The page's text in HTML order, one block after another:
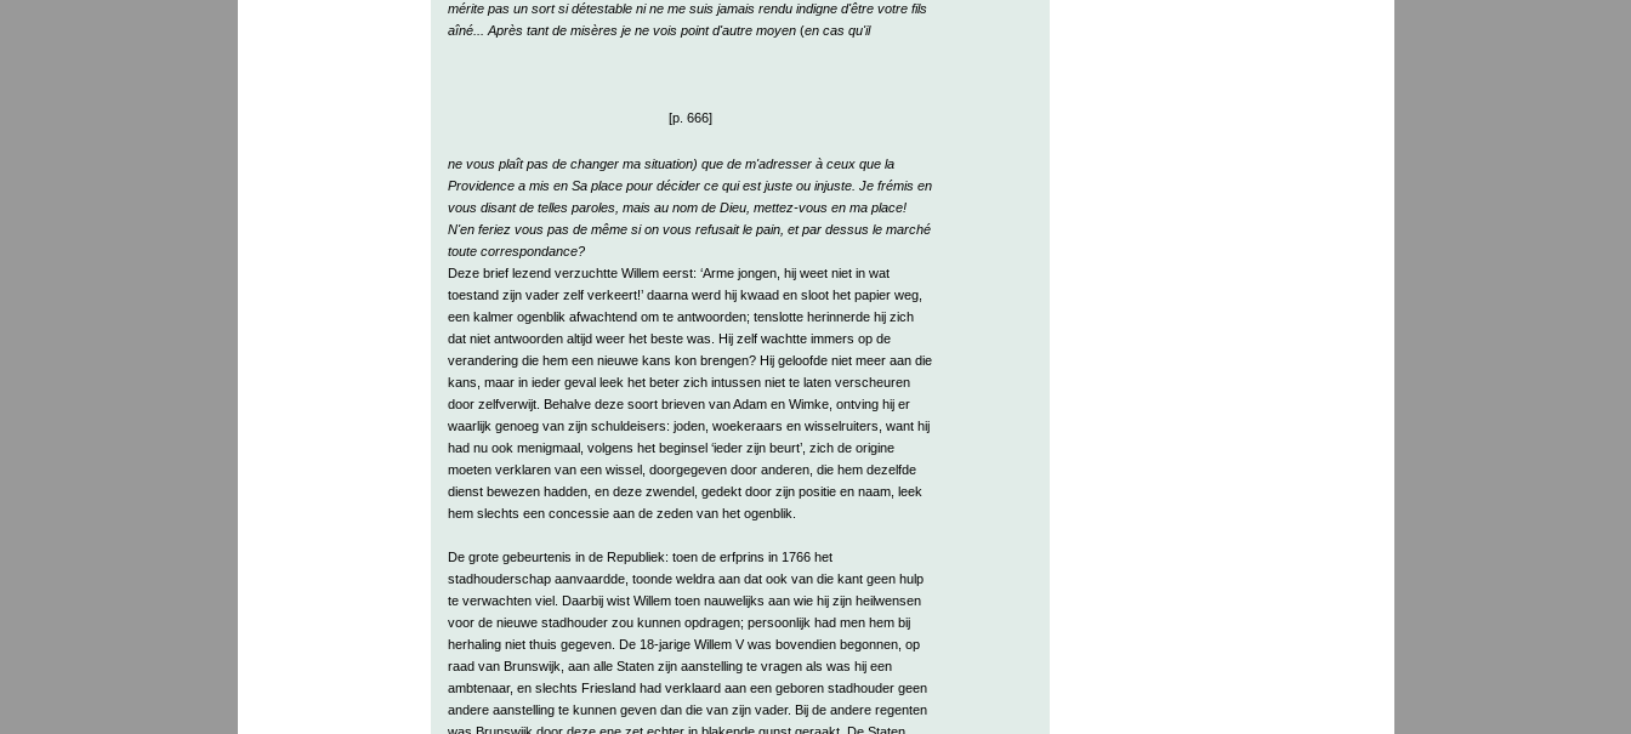
mérite pas un sort si détestable ni ne me suis jamais rendu indigne d'être votre fils
aîné... Après tant de misères je ne vois point d'autre moyen(en cas qu'il
[p. 666]
ne vous plaît pas de changer ma situation) que de m'adresser à ceux que la
Providence a mis en Sa place pour décider ce qui est juste ou injuste. Je frémis en
vous disant de telles paroles, mais au nom de Dieu, mettez-vous en ma place!
N'en feriez vous pas de même si on vous refusait le pain, et par dessus le marché
toute correspondance?
Deze brief lezend verzuchtte Willem eerst: ‘Arme jongen, hij weet niet in wat
toestand zijn vader zelf verkeert!’ daarna werd hij kwaad en sloot het papier weg,
een kalmer ogenblik afwachtend om te antwoorden; tenslotte herinnerde hij zich
dat niet antwoorden altijd weer het beste was. Hij zelf wachtte immers op de
verandering die hem een nieuwe kans kon brengen? Hij geloofde niet meer aan die
kans, maar in ieder geval leek het beter zich intussen niet te laten verscheuren
door zelfverwijt. Behalve deze soort brieven van Adam en Wimke, ontving hij er
waarlijk genoeg van zijn schuldeisers: joden, woekeraars en wisselruiters, want hij
had nu ook menigmaal, volgens het beginsel ‘ieder zijn beurt’, zich de origine
moeten verklaren van een wissel, doorgegeven door anderen, die hem dezelfde
dienst bewezen hadden, en deze zwendel, gedekt door zijn positie en naam, leek
hem slechts een concessie aan de zeden van het ogenblik.
De grote gebeurtenis in de Republiek: toen de erfprins in 1766 het
stadhouderschap aanvaardde, toonde weldra aan dat ook van die kant geen hulp
te verwachten viel. Daarbij wist Willem toen nauwelijks aan wie hij zijn heilwensen
voor de nieuwe stadhouder zou kunnen opdragen; persoonlijk had men hem bij
herhaling niet thuis gegeven. De 18-jarige Willem V was bovendien begonnen, op
raad van Brunswijk, aan alle Staten zijn aanstelling te vragen als was hij een
ambtenaar, en slechts Friesland had verklaard aan een geboren stadhouder geen
andere aanstelling te kunnen geven dan die van zijn vader. Bij de andere regenten